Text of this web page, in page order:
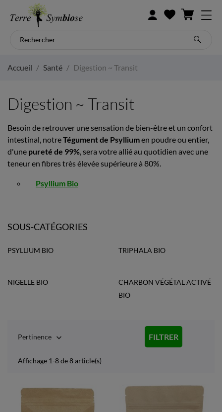
Accueil Santé Digestion ~ Transit
Digestion ~ Transit
Besoin de retrouver une sensation de bien-être et un confort
intestinal, notreTégument de Psylliumen poudre ou entier,
d'une pureté de 99%, sera votre allié au quotidien avec une
teneur en fibres très élevée supérieure à 80%.
Psyllium Bio
SOUS-CATÉGORIES
PSYLLIUM BIO TRIPHALA BIO
NIGELLE BIO
CHARBON VÉGÉTAL ACTIVÉ
BIO
Pertinence  FILTRER
Affichage 1-8 de 8 article(s)